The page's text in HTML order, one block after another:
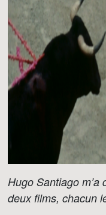
Hugo Santiago m’a
deux films, chacun